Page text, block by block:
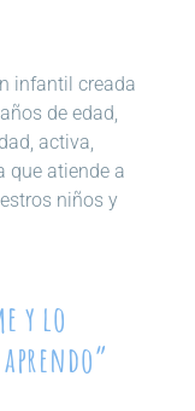
infantil creada
de edad,
activa,
que atiende a
niños y
y lo